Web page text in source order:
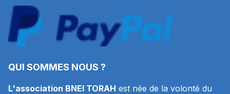
QUI SOMMES NOUS ?
L'association BNEI TORAH est née de la volonté du